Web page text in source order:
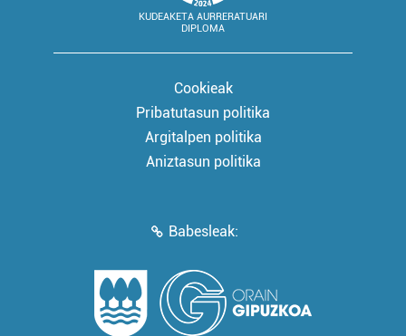
KUDEAKETA AURRERATUARI
DIPLOMA
Cookieak
Pribatutasun politika
Argitalpen politika
Aniztasun politika
Babesleak: